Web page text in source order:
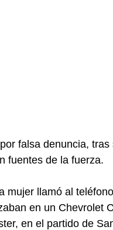
falsa denuncia,
fuentes de la fuerza.
mujer llamó al
en un Chevrolet
en el partido de